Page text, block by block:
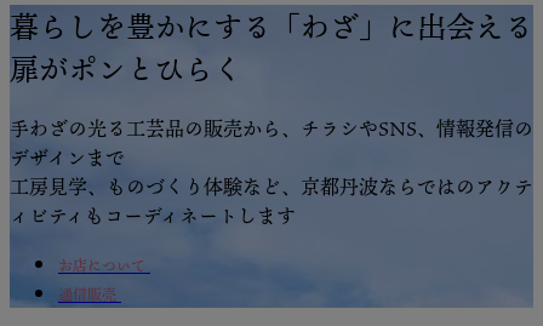
暮らしを豊かにする「わざ」に出会える
扉がポンとひらく
手わざの光る工芸品の販売から、チラシやSNS、情報発信の
デザインまで
工房見学、ものづくり体験など、京都丹波ならではのアクテ
ィビティもコーディネートします
お店について
通信販売